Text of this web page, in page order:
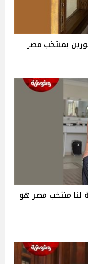
بمنتخب مصر
لنا منتخب مصر هو